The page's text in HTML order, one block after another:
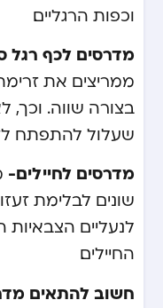
וכפות הרגליים.
מדרסים לכף רגל
ממריצים את
בצורה שווה. וכך,
שעלול להתפתח
מדרסים לחיילים-
שונים לבלימת
לנעליים הצבאיות
החיילים.
חשוב להתאים